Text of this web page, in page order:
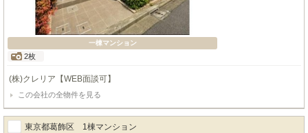
一棟マンション
2枚
(株)クレリア【WEB面談可】
この会社の全物件を見る
東京都葛飾区 1棟マンション